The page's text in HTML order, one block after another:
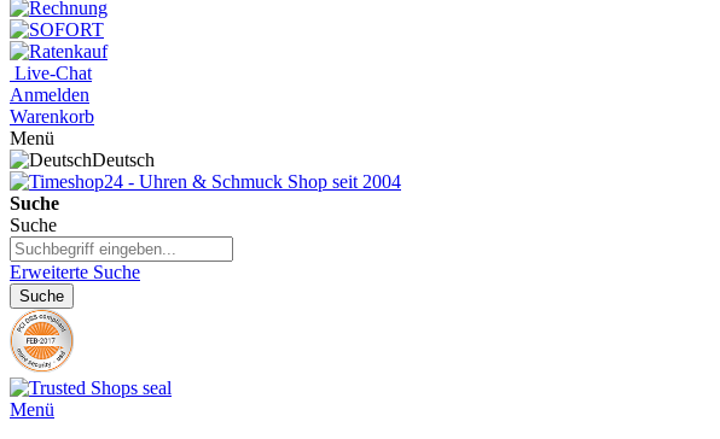
Live-Chat
Anmelden
Warenkorb
Menü
Deutsch
Suche
Suche
Erweiterte Suche
Suche
Menü